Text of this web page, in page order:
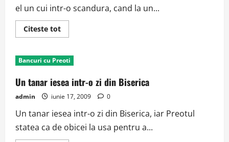
el un cui intr-o scandura, cand la un...
Citeste totRead
more
si
injuratul
Bancuri cu Preoti
Un tanar iesea intr-o zi din Biserica
admin iunie 17, 2009 0
Un tanar iesea intr-o zi din Biserica, iar Preotul
statea ca de obicei la usa pentru a...